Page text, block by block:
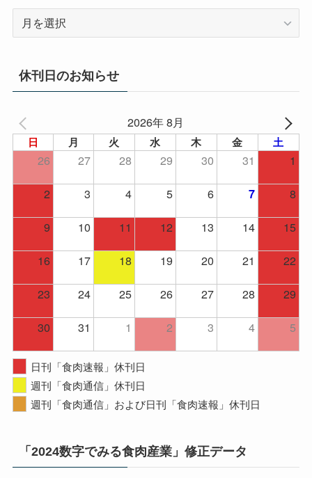
イ
ブ
休刊日のお知らせ
2026年 8月
日 月 火 水 木 金 土
26 27 28 29 30 31
1
2
3 4 5 6 7
8
9
10 11 12 13 14
15
16
17 18 19 20 21
22
23
24 25 26 27 28
29
30
31 1 2 3 4 5
日刊「食肉速報」休刊日
週刊「食肉通信」休刊日
週刊「食肉通信」および日刊「食肉速報」休刊日
「2024数字でみる食肉産業」修正データ